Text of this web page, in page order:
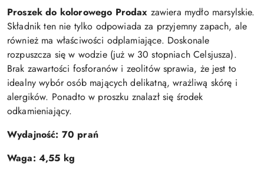
Proszek do kolorowego Prodax zawiera mydło marsylskie.
Składnik ten nie tylko odpowiada za przyjemny zapach, ale
również ma właściwości odplamiające. Doskonale
rozpuszcza się w wodzie (już w 30 stopniach Celsjusza).
Brak zawartości fosforanów i zeolitów sprawia, że jest to
idealny wybór osób mających delikatną, wrażliwą skórę i
alergików. Ponadto w proszku znalazł się środek
odkamieniający.
Wydajność: 70 prań
Waga: 4,55 kg